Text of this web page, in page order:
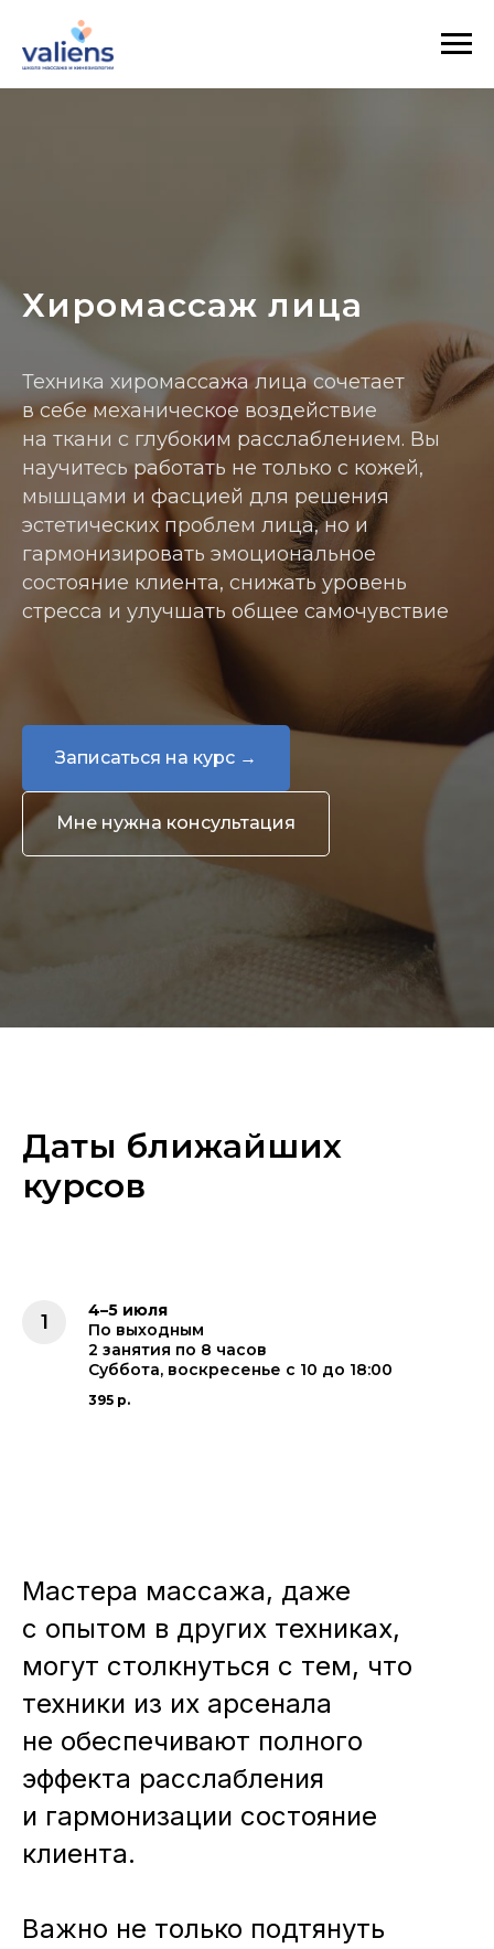
Хиромассаж лица
Техника хиромассажа лица сочетает
в себе механическое воздействие
на ткани с глубоким расслаблением. Вы
научитесь работать не только с кожей,
мышцами и фасцией для решения
эстетических проблем лица, но и
гармонизировать эмоциональное
состояние клиента, снижать уровень
стресса и улучшать общее самочувствие
Записаться на курс →
Мне нужна консультация
Даты ближайших
курсов
4–5 июля
По выходным
2 занятия по 8 часов
Суббота, воскресенье с 10 до 18:00
395 р.
Мастера массажа, даже
с опытом в других техниках,
могут столкнуться с тем, что
техники из их арсенала
не обеспечивают полного
эффекта расслабления
и гармонизации состояние
клиента.
Важно не только подтянуть